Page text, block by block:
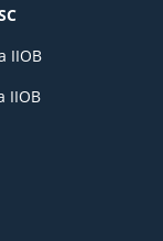
IIOB
IIOB